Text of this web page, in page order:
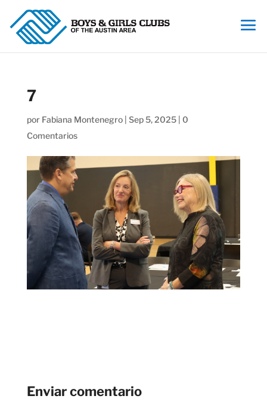
7
por Fabiana Montenegro| Sep 5, 2025| 0
Comentarios
Enviar comentario